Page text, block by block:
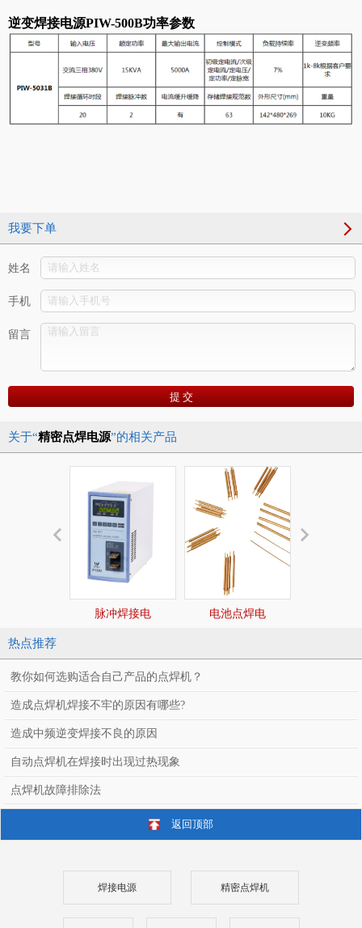
逆变焊接电源PIW-500B功率参数
我要下单
姓名
手机
留言
关于“精密点焊电源”的相关产品
脉冲焊接电 电池点焊电
热点推荐
教你如何选购适合自己产品的点焊机？
造成点焊机焊接不牢的原因有哪些?
造成中频逆变焊接不良的原因
自动点焊机在焊接时出现过热现象
点焊机故障排除法
返回顶部
焊接电源 精密点焊机